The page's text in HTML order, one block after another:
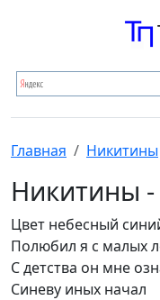
Главная Никитины
Никитины
Цвет небесный
Полюбил я с малых
С детства он мне
Синеву иных начал